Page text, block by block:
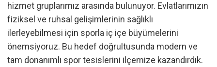
hizmet gruplarımız arasında bulunuyor. Evlatlarımızın
fiziksel ve ruhsal gelişimlerinin sağlıklı
ilerleyebilmesi için sporla iç içe büyümelerini
önemsiyoruz. Bu hedef doğrultusunda modern ve
tam donanımlı spor tesislerini ilçemize kazandırdık.